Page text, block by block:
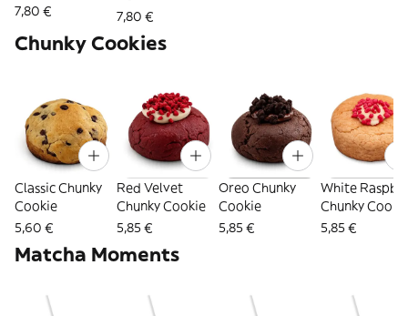
7,80 €
7,80 €
Chunky Cookies
Classic Chunky
Cookie
5,60 €
Red Velvet
Chunky Cookie
5,85 €
Oreo Chunky
Cookie
5,85 €
White
Chunky
5,85 €
Matcha Moments